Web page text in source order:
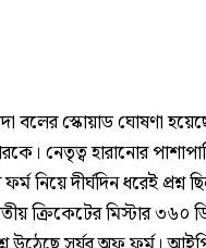
বলের স্কোয়াড ঘোষণা
নেতৃত্ব হারানোর
নিয়ে দীর্ঘদিন ধরেই প্রশ্ন
ক্রিকেটের মিস্টার ৩৬০